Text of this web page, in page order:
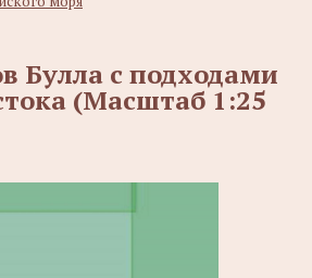
Булла с подходами
(Масштаб 1:25